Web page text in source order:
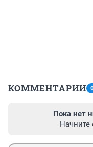
КОММЕНТАРИИ
Пока нет